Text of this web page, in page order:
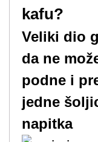
kafu?
Veliki dio
da ne
podne i
jedne
napitka